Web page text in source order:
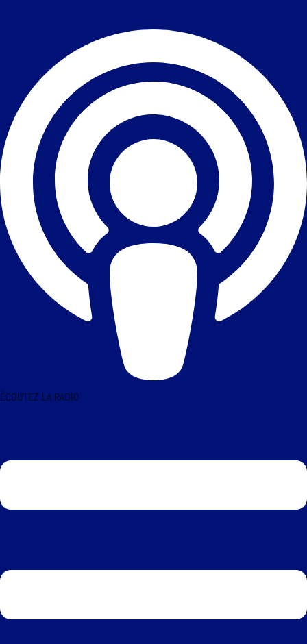
ÉCOUTEZ LA RADIO